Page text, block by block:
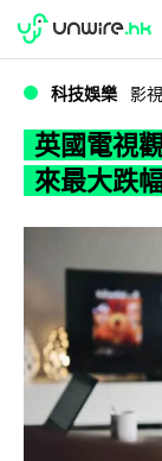
WWDC 2026
科技娛樂 影
英國電視
來最大跌